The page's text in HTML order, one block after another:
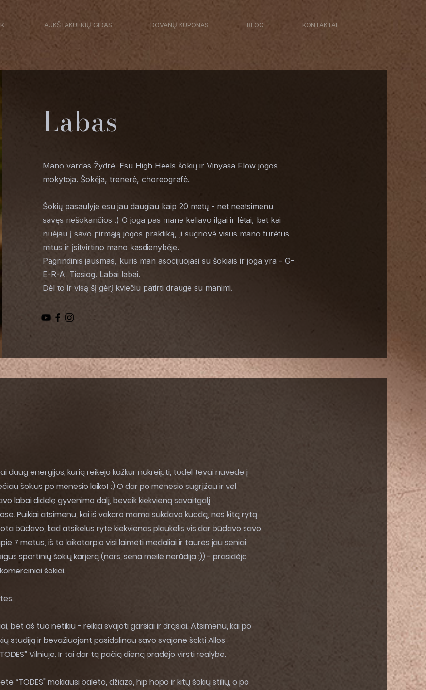
AUKŠTAKULNIŲ GIDAS DOVANŲ KUPONAS BLOG KONTAKTAI
Labas
Mano vardas Žydrė. Esu High Heels šokių ir Vinyasa Flow jogos
mokytoja. Šokėja, trenerė, choreografė.
Šokių pasaulyje esu jau daugiau kaip 20 metų - net neatsimenu
savęs nešokančios :) O joga pas mane keliavo ilgai ir lėtai, bet kai
nuėjau į savo pirmąją jogos praktiką, ji sugriovė visus mano turėtus
mitus ir įsitvirtino mano kasdienybėje.
Pagrindinis jausmas, kuris man asocijuojasi su šokiais ir joga yra - G-
E-R-A. Tiesiog. Labai labai.
Dėl to ir visą šį gėrį kviečiu patirti drauge su manimi.
daug energijos, kurią reikėjo kažkur nukreipti, todėl tėvai nuvedė į
šokius po mėnesio laiko! :) O dar po mėnesio sugrįžau ir vėl
labai didelę gyvenimo dalį, beveik kiekvieną savaitgalį
Puikiai atsimenu, kai iš vakaro mama sukdavo kuodą, nes kitą rytą
būdavo, kad atsikėlus ryte kiekvienas plaukelis vis dar būdavo savo
7 metus, iš to laikotarpio visi laimėti medaliai ir taurės jau seniai
sportinių šokių karjerą (nors, sena meilė nerūdija :)) - prasidėjo
šokiai.
bet aš tuo netikiu - reikia svajoti garsiai ir drąsiai. Atsimenu, kai po
studiją ir bevažiuojant pasidalinau savo svajone šokti Allos
Vilniuje. Ir tai dar tą pačią dieną pradėjo virsti realybe.
“TODES" mokiausi baleto, džiazo, hip hopo ir kitų šokių stilių, o po